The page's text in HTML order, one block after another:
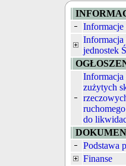
Informacje
Informacja
jednostek
Informacja
zużytych
do
Podstawa
Finanse